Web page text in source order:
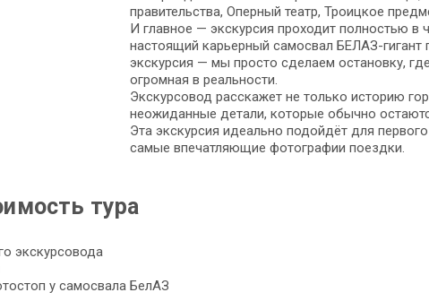
правительства, Оперный театр, Троицкое
И главное — экскурсия проходит полностью
настоящий карьерный самосвал БЕЛАЗ-
экскурсия — мы просто сделаем остановку,
огромная в реальности.
Экскурсовод расскажет не только историю
неожиданные детали, которые обычно
Эта экскурсия идеально подойдёт для
самые впечатляющие фотографии поездки.
тура
экскурсовода
у самосвала БелАЗ